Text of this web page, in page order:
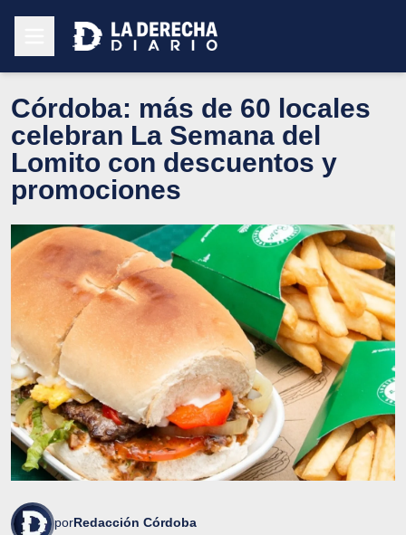
Córdoba: más de 60 locales
celebran La Semana del
Lomito con descuentos y
promociones
porRedacción Córdoba